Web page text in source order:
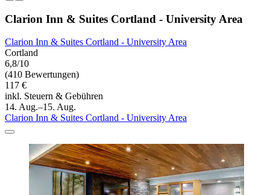
Clarion Inn & Suites Cortland - University Area
Clarion Inn & Suites Cortland - University Area
Cortland
6,8/10
(410 Bewertungen)
117 €
inkl. Steuern & Gebühren
14. Aug.–15. Aug.
Clarion Inn & Suites Cortland - University Area